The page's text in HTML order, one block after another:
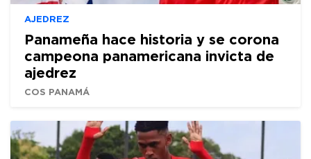
AJEDREZ
Panameña hace historia y se corona
campeona panamericana invicta de
ajedrez
COS PANAMÁ